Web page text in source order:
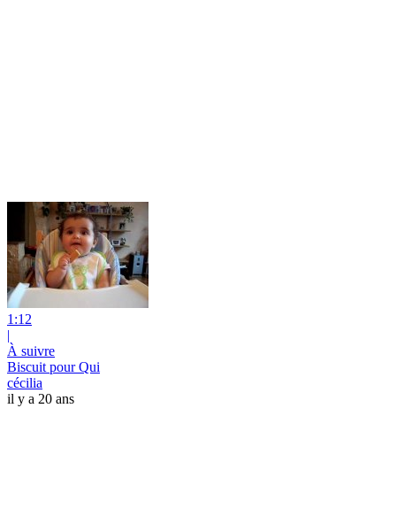
1:12
|
À suivre
Biscuit pour Qui
cécilia
il y a 20 ans